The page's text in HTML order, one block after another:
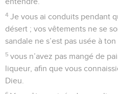
4 Je vous ai conduits pendant
désert ; vos vêtements ne se
sandale ne s’est pas usée à
5 vous n’avez pas mangé de
liqueur, afin que vous
Dieu.